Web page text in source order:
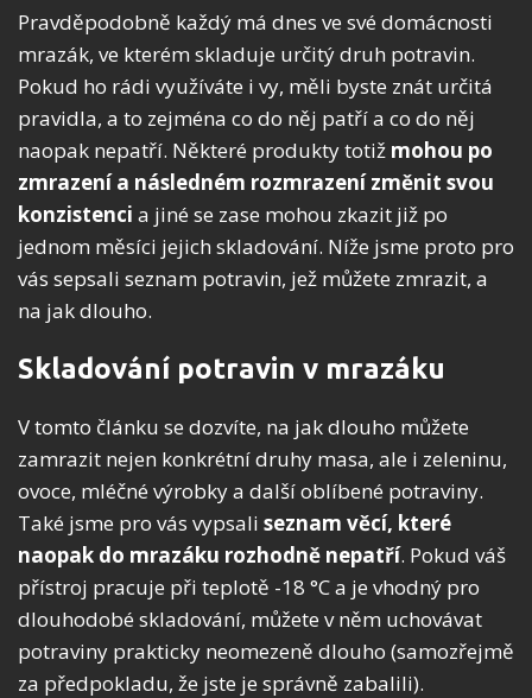
Pravděpodobně každý má dnes ve své domácnosti
mrazák, ve kterém skladuje určitý druh potravin.
Pokud ho rádi využíváte i vy, měli byste znát určitá
pravidla, a to zejména co do něj patří a co do něj
naopak nepatří. Některé produkty totiž mohou po
zmrazení a následném rozmrazení změnit svou
konzistenci a jiné se zase mohou zkazit již po
jednom měsíci jejich skladování. Níže jsme proto pro
vás sepsali seznam potravin, jež můžete zmrazit, a
na jak dlouho.
Skladování potravin v mrazáku
V tomto článku se dozvíte, na jak dlouho můžete
zamrazit nejen konkrétní druhy masa, ale i zeleninu,
ovoce, mléčné výrobky a další oblíbené potraviny.
Také jsme pro vás vypsali seznam věcí, které
naopak do mrazáku rozhodně nepatří. Pokud váš
přístroj pracuje při teplotě -18 °C a je vhodný pro
dlouhodobé skladování, můžete v něm uchovávat
potraviny prakticky neomezeně dlouho (samozřejmě
za předpokladu, že jste je správně zabalili).